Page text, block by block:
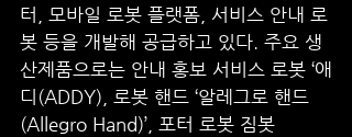
터, 모바일 로봇 플랫폼, 서비스 안내 로
봇 등을 개발해 공급하고 있다. 주요 생
산제품으로는 안내 홍보 서비스 로봇 ‘애
디(ADDY), 로봇 핸드 ‘알레그로 핸드
(Allegro Hand)’, 포터 로봇 짐봇